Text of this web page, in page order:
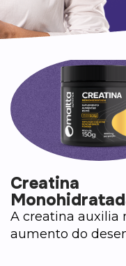
Creatina
A creatina auxilia
aumento do